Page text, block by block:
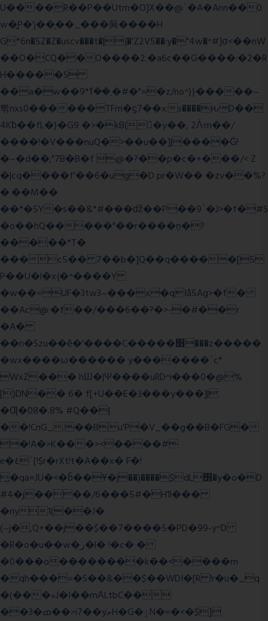
U����R��P��Utm�O]X��@`�A�Ann��0
w�͍P�'j��֛��_���䕟����H
G*6n�5Z�Z�uscv���t�|{�'Z2V5��:y�"4w�^#]σ<��nW
��O�CQ��O����2.�a6c��G����:�2�R
H�����S
��a�w��9*܂��ߌ�#�"=�z/no^}}�����~
쀢nxs0������TFm�ϛ7��x:s����ԋD��
4Kƀ��fL�}�G9 �>�kB(�ِy��, 2ᐿm��/
����!�V���nuQ�>��u��]|����Ġ!
�~�d��;"7B�B�f @�?��p�c�+���/< Z
�|cq����f'��6�ug�D pr�W�� �zv��%?
�.��M��
��*�5Y�s��&*#���ǆ��P��9`�J>�f�#S
�o��hQ�����"��r����ņ�?
�����*T�
���c5�� 7��b�]Q��q�����[5
P��U�l�x{�^����Y
�w��=UF�3tw3~���x�qIå5Ag>�f�
��Ac@:�f��/���6��?�>-�#��r
�A�
��n�Szu��ӗ�'����C�����׻���z�����
�wx����ω������ y�������`c*
WxZ��� hШ�|Ψ����uRD^i���0�@%
[)DN�� 6� f[+U��E�3���y���]|
�Ƣ�08�.8% #Q��|
��!CnG_.��Bu'P�V_��g��B�FG�
�!A�>K���><����#
e�٤`[!$r�rXt!t�A��x� F�!
̮�qa=JU�<�b̃��Ұ�j��)����$dL΢�y�o�D
#4�j����/6���5#�H1l���
�ny1(��J�
(~j�,Q+��j��$��7����5�PD�99-y^D
�R�o�u��w�ر�l� !�c� �
�0���o��������k��<����m
�qh���=�S��&��$��WDI�[R !r�u�_q
�(���»J�I��mΑLtbC��
��3�ߘ��>i7��yޠH�G�ٳN�=�<�$]